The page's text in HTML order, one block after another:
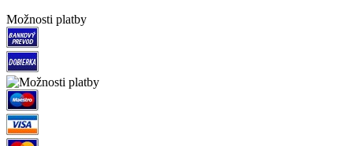
Možnosti platby